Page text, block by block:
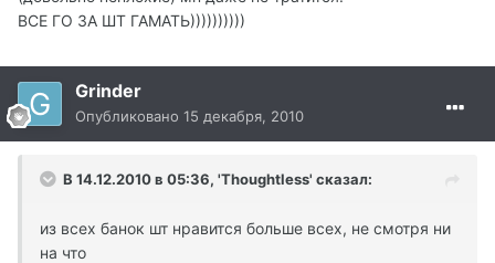
ВСЕ ГО ЗА ШТ ГАМАТЬ))))))))))
Grinder
Опубликовано 15 декабря, 2010
В 14.12.2010 в 05:36, 'Thoughtless' сказал:
из всех банок шт нравится больше всех, не смотря ни
на что